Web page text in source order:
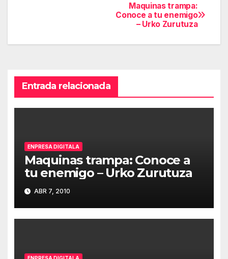
Maquinas trampa:
Conoce a tu enemigo
– Urko Zurutuza
Entrada relacionada
ENPRESA DIGITALA
Maquinas trampa: Conoce a
tu enemigo – Urko Zurutuza
ABR 7, 2010